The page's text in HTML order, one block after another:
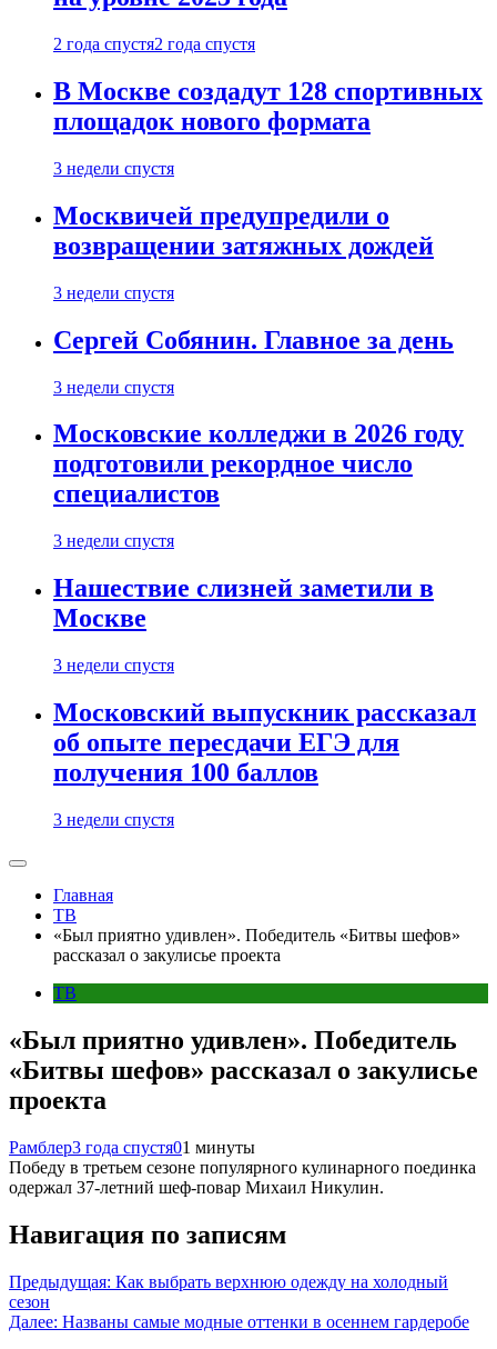
2 года спустя2 года спустя
В Москве создадут 128 спортивных
площадок нового формата
3 недели спустя
Москвичей предупредили о
возвращении затяжных дождей
3 недели спустя
Сергей Собянин. Главное за день
3 недели спустя
Московские колледжи в 2026 году
подготовили рекордное число
специалистов
3 недели спустя
Нашествие слизней заметили в
Москве
3 недели спустя
Московский выпускник рассказал
об опыте пересдачи ЕГЭ для
получения 100 баллов
3 недели спустя
Главная
ТВ
«Был приятно удивлен». Победитель «Битвы шефов»
рассказал о закулисье проекта
ТВ
«Был приятно удивлен». Победитель
«Битвы шефов» рассказал о закулисье
проекта
Рамблер3 года спустя01 минуты
Победу в третьем сезоне популярного кулинарного поединка
одержал 37-летний шеф-повар Михаил Никулин.
Навигация по записям
Предыдущая: Как выбрать верхнюю одежду на холодный
сезон
Далее: Названы самые модные оттенки в осеннем гардеробе